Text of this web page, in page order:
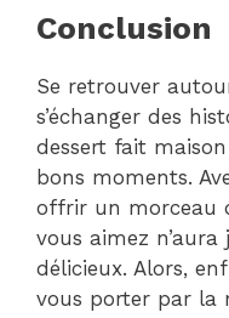
Conclusion
Se retrouver
s’échanger des
dessert fait maison
bons moments.
offrir un morceau
vous aimez
délicieux. Alors,
vous porter par la